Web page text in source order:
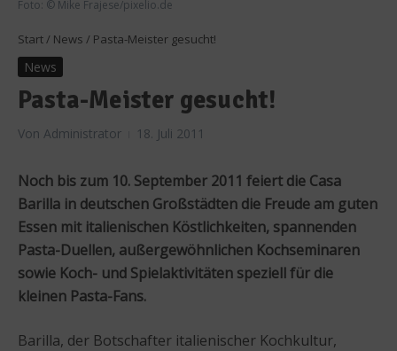
Foto: © Mike Frajese/pixelio.de
Start / News / Pasta-Meister gesucht!
News
Pasta-Meister gesucht!
Von Administrator 18. Juli 2011
Noch bis zum 10. September 2011 feiert die Casa
Barilla in deutschen Großstädten die Freude am guten
Essen mit italienischen Köstlichkeiten, spannenden
Pasta-Duellen, außergewöhnlichen Kochseminaren
sowie Koch- und Spielaktivitäten speziell für die
kleinen Pasta-Fans.
Barilla, der Botschafter italienischer Kochkultur,